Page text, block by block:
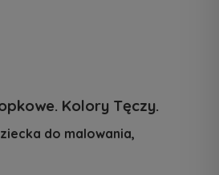
Kolory Tęczy.
do malowania,